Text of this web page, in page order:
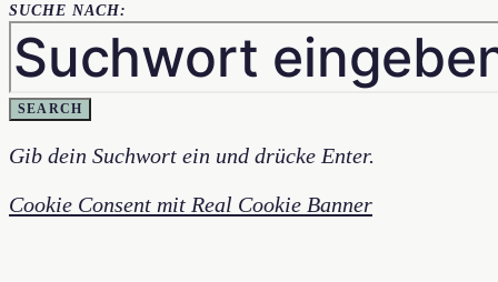
SUCHE NACH:
SEARCH
Gib dein Suchwort ein und drücke Enter.
Cookie Consent mit Real Cookie Banner